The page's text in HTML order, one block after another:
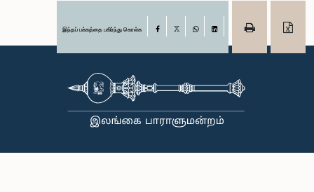
இந்தப் பக்கத்தை பகிர்ந்து கொள்க Facebook